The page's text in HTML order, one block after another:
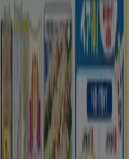
福岡市 札幌市
神
川崎市
千葉